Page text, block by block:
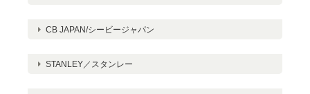
CB JAPAN/シービージャパン
STANLEY／スタンレー